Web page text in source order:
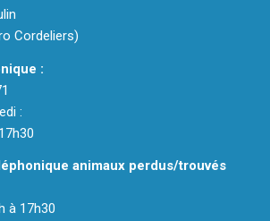
Cordeliers)
:
:
animaux perdus/trouvés
à 17h30